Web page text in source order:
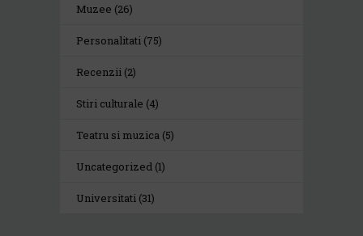
Muzee (26)
Personalitati (75)
Recenzii (2)
Stiri culturale (4)
Teatru si muzica (5)
Uncategorized (1)
Universitati (31)